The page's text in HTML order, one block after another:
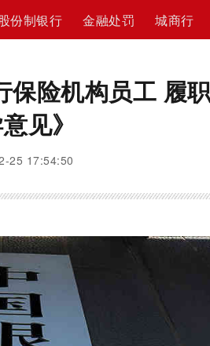
份制银行 金融处罚 城商行
保险机构员工 履
见》
25 17:54:50